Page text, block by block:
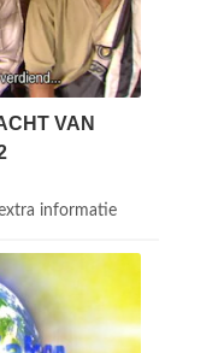
VAN
informatie